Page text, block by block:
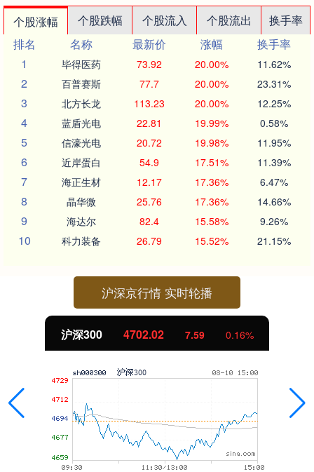
个股涨幅 个股跌幅 个股流入 个股流出
换手率
排名
名称 最新价 涨幅
换手率
1
毕得医药 73.92 20.00% 11.62%
2 百普赛斯 77.7 20.00% 23.31%
3 北方长龙 113.23 20.00% 12.25%
4 蓝盾光电 22.81 19.99% 0.58%
5 信濠光电 20.72 19.98% 11.95%
6 近岸蛋白 54.9 17.51% 11.39%
7 海正生材 12.17 17.36% 6.47%
8 晶华微 25.76 17.36% 14.66%
9 海达尔 82.4 15.58% 9.26%
10 科力装备 26.79 15.52% 21.15%
沪深京行情 实时轮播
沪深300 4702.02 7.59 0.16%